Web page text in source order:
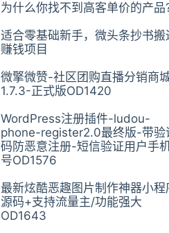
为什么你找不到高客单价的产品
适合零基础新手，微头条抄书搬
赚钱项目
微擎微赞-社区团购直播分销商
1.7.3-正式版OD1420
WordPress注册插件-ludou-
phone-register2.0最终版-带验
码防恶意注册-短信验证用户手
号OD1576
最新炫酷恶趣图片制作神器小程
源码+支持流量主/功能强大
OD1643